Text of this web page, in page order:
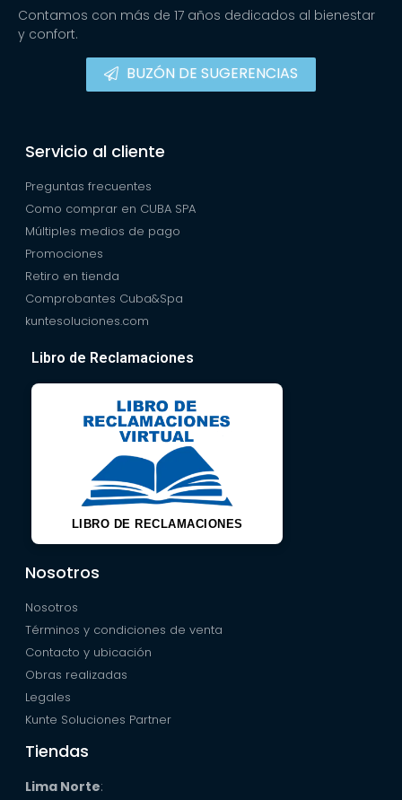
Contamos con más de 17 años dedicados al bienestar
y confort.
BUZÓN DE SUGERENCIAS
Servicio al cliente
Preguntas frecuentes
Como comprar en CUBA SPA
Múltiples medios de pago
Promociones
Retiro en tienda
Comprobantes Cuba&Spa
kuntesoluciones.com
Libro de Reclamaciones
LIBRO DE RECLAMACIONES
Nosotros
Nosotros
Términos y condiciones de venta
Contacto y ubicación
Obras realizadas
Legales
Kunte Soluciones Partner
Tiendas
Lima Norte: